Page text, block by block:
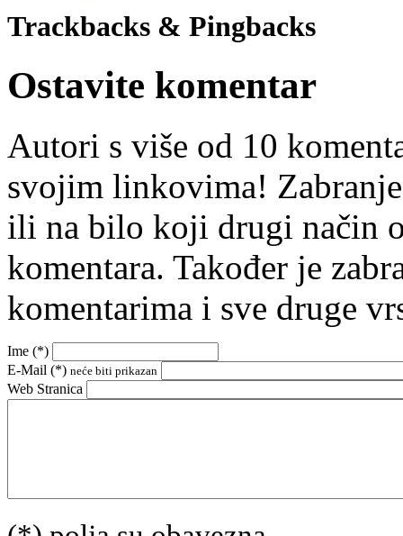
Trackbacks & Pingbacks
Ostavite komentar
Autori s više od 10
svojim linkovima!
ili na bilo koji drugi način
komentara. Također je
komentarima i sve druge
Ime (*)
E-Mail (*) neće biti prikazan
Web Stranica